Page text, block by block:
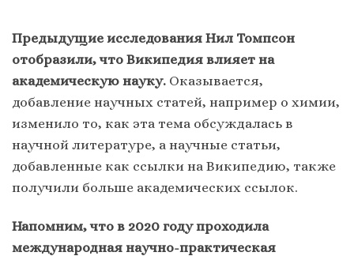
Предыдущие исследования Нил Томпсон
отобразили, что Википедия влияет на
академическую науку. Оказывается,
добавление научных статей, например о химии,
изменило то, как эта тема обсуждалась в
научной литературе, а научные статьи,
добавленные как ссылки на Википедию, также
получили больше академических ссылок.
Напомним, что в 2020 году проходила
международная научно-практическая